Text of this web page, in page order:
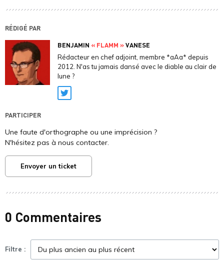
RÉDIGÉ PAR
BENJAMIN « FLAMM »VANESE
Rédacteur en chef adjoint, membre *aAa* depuis
2012. N'as tu jamais dansé avec le diable au clair de
lune ?
Twitter
PARTICIPER
Une faute d'orthographe ou une imprécision ?
N'hésitez pas à nous contacter.
Envoyer un ticket
0 Commentaires
Filtre :